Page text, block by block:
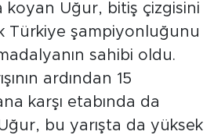
Uğur, bitiş çizgisini
Türkiye şampiyonluğunu
sahibi oldu.
ardından 15
karşı etabında da
bu yarışta da yüksek